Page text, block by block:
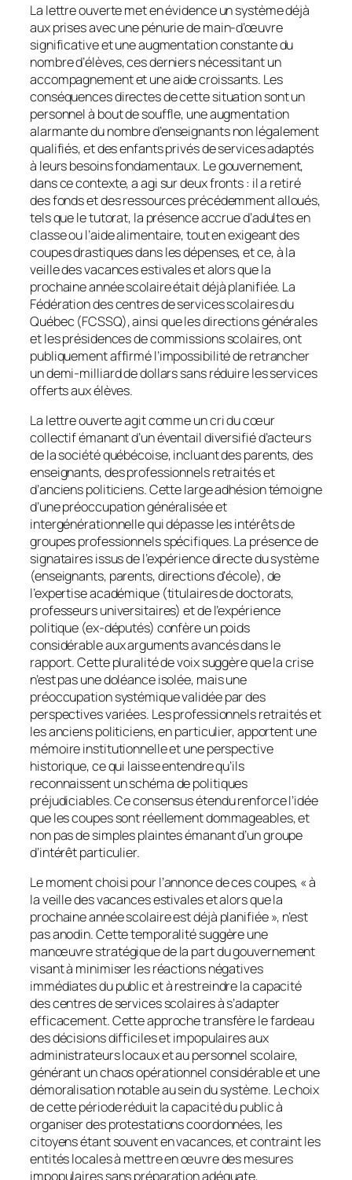
La lettre ouverte met en évidence un système déjà
aux prises avec une pénurie de main-d’œuvre
significative et une augmentation constante du
nombre d’élèves, ces derniers nécessitant un
accompagnement et une aide croissants. Les
conséquences directes de cette situation sont un
personnel à bout de souffle, une augmentation
alarmante du nombre d’enseignants non légalement
qualifiés, et des enfants privés de services adaptés
à leurs besoins fondamentaux. Le gouvernement,
dans ce contexte, a agi sur deux fronts : il a retiré
des fonds et des ressources précédemment alloués,
tels que le tutorat, la présence accrue d’adultes en
classe ou l’aide alimentaire, tout en exigeant des
coupes drastiques dans les dépenses, et ce, à la
veille des vacances estivales et alors que la
prochaine année scolaire était déjà planifiée. La
Fédération des centres de services scolaires du
Québec (FCSSQ), ainsi que les directions générales
et les présidences de commissions scolaires, ont
publiquement affirmé l’impossibilité de retrancher
un demi-milliard de dollars sans réduire les services
offerts aux élèves.
La lettre ouverte agit comme un cri du cœur
collectif émanant d’un éventail diversifié d’acteurs
de la société québécoise, incluant des parents, des
enseignants, des professionnels retraités et
d’anciens politiciens. Cette large adhésion témoigne
d’une préoccupation généralisée et
intergénérationnelle qui dépasse les intérêts de
groupes professionnels spécifiques. La présence de
signataires issus de l’expérience directe du système
(enseignants, parents, directions d’école), de
l’expertise académique (titulaires de doctorats,
professeurs universitaires) et de l’expérience
politique (ex-députés) confère un poids
considérable aux arguments avancés dans le
rapport. Cette pluralité de voix suggère que la crise
n’est pas une doléance isolée, mais une
préoccupation systémique validée par des
perspectives variées. Les professionnels retraités et
les anciens politiciens, en particulier, apportent une
mémoire institutionnelle et une perspective
historique, ce qui laisse entendre qu’ils
reconnaissent un schéma de politiques
préjudiciables. Ce consensus étendu renforce l’idée
que les coupes sont réellement dommageables, et
non pas de simples plaintes émanant d’un groupe
d’intérêt particulier.
Le moment choisi pour l’annonce de ces coupes, « à
la veille des vacances estivales et alors que la
prochaine année scolaire est déjà planifiée », n’est
pas anodin. Cette temporalité suggère une
manœuvre stratégique de la part du gouvernement
visant à minimiser les réactions négatives
immédiates du public et à restreindre la capacité
des centres de services scolaires à s’adapter
efficacement. Cette approche transfère le fardeau
des décisions difficiles et impopulaires aux
administrateurs locaux et au personnel scolaire,
générant un chaos opérationnel considérable et une
démoralisation notable au sein du système. Le choix
de cette période réduit la capacité du public à
organiser des protestations coordonnées, les
citoyens étant souvent en vacances, et contraint les
entités locales à mettre en œuvre des mesures
impopulaires sans préparation adéquate,